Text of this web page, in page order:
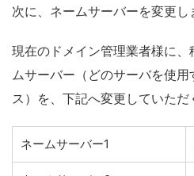
次に、ネームサーバーを変更し
現在のドメイン管理業者様に
ムサーバー（どのサーバを使
ス）を、下記へ変更していた
ネームサーバー1